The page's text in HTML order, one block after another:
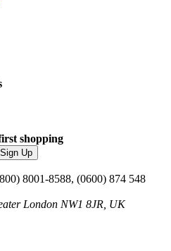
shopping
Sign Up
8001-8588, (0600) 874 548
London NW1 8JR, UK